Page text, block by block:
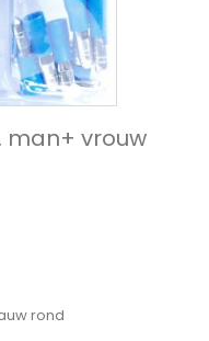
man+ vrouw
rond